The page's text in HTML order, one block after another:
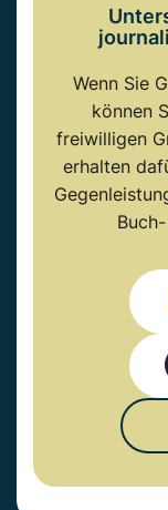
Wenn Sie
können
freiwilligen
erhalten